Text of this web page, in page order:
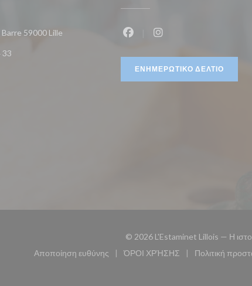
59000 Lille((ανοίγει σε νέο παράθυρο))
33
Instagram
ΕΝΗΜΕΡΩΤΙΚΌ ΔΕΛΤΊΟ
© 2026 L'Estaminet Lillois — Η
Αποποίηση ευθύνης
((ανοίγει σε νέο παράθυρο))
ΌΡΟΙ ΧΡΉΣΗΣ
((ανοίγει σε νέο παράθυρο))
Πολιτική